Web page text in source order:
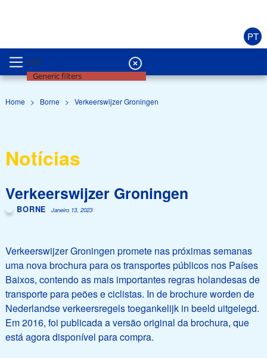
PT
Search
Generic filters
Home > Borne > Verkeerswijzer Groningen
Notícias
Verkeerswijzer Groningen
BORNE Janeiro 13, 2023
Verkeerswijzer Groningen promete nas próximas semanas
uma nova brochura para os transportes públicos nos Países
Baixos, contendo as mais importantes regras holandesas de
transporte para peões e ciclistas. In de brochure worden de
Nederlandse verkeersregels toegankelijk in beeld uitgelegd.
Em 2016, foi publicada a versão original da brochura, que
está agora disponível para compra.